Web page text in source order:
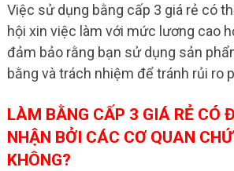
Việc sử dụng bằng cấp 3 giá rẻ có
hội xin việc làm với mức lương cao
đảm bảo rằng bạn sử dụng sản
bằng và trách nhiệm để tránh rủi ro
LÀM BẰNG CẤP 3 GIÁ RẺ CÓ
NHẬN BỞI CÁC CƠ QUAN
KHÔNG?